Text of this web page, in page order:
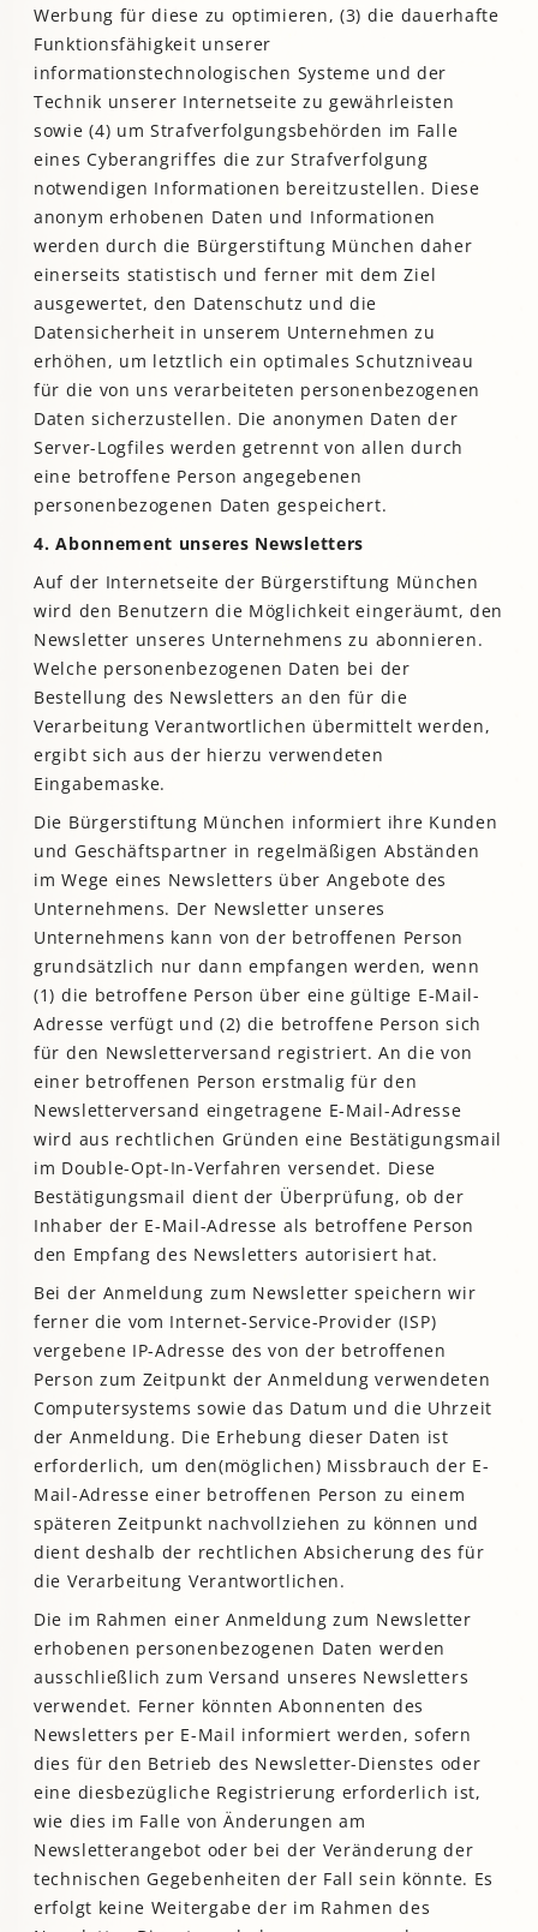
Werbung für diese zu optimieren, (3) die dauerhafte
Funktionsfähigkeit unserer
informationstechnologischen Systeme und der
Technik unserer Internetseite zu gewährleisten
sowie (4) um Strafverfolgungsbehörden im Falle
eines Cyberangriffes die zur Strafverfolgung
notwendigen Informationen bereitzustellen. Diese
anonym erhobenen Daten und Informationen
werden durch die Bürgerstiftung München daher
einerseits statistisch und ferner mit dem Ziel
ausgewertet, den Datenschutz und die
Datensicherheit in unserem Unternehmen zu
erhöhen, um letztlich ein optimales Schutzniveau
für die von uns verarbeiteten personenbezogenen
Daten sicherzustellen. Die anonymen Daten der
Server-Logfiles werden getrennt von allen durch
eine betroffene Person angegebenen
personenbezogenen Daten gespeichert.
4. Abonnement unseres Newsletters
Auf der Internetseite der Bürgerstiftung München
wird den Benutzern die Möglichkeit eingeräumt, den
Newsletter unseres Unternehmens zu abonnieren.
Welche personenbezogenen Daten bei der
Bestellung des Newsletters an den für die
Verarbeitung Verantwortlichen übermittelt werden,
ergibt sich aus der hierzu verwendeten
Eingabemaske.
Die Bürgerstiftung München informiert ihre Kunden
und Geschäftspartner in regelmäßigen Abständen
im Wege eines Newsletters über Angebote des
Unternehmens. Der Newsletter unseres
Unternehmens kann von der betroffenen Person
grundsätzlich nur dann empfangen werden, wenn
(1) die betroffene Person über eine gültige E-Mail-
Adresse verfügt und (2) die betroffene Person sich
für den Newsletterversand registriert. An die von
einer betroffenen Person erstmalig für den
Newsletterversand eingetragene E-Mail-Adresse
wird aus rechtlichen Gründen eine Bestätigungsmail
im Double-Opt-In-Verfahren versendet. Diese
Bestätigungsmail dient der Überprüfung, ob der
Inhaber der E-Mail-Adresse als betroffene Person
den Empfang des Newsletters autorisiert hat.
Bei der Anmeldung zum Newsletter speichern wir
ferner die vom Internet-Service-Provider (ISP)
vergebene IP-Adresse des von der betroffenen
Person zum Zeitpunkt der Anmeldung verwendeten
Computersystems sowie das Datum und die Uhrzeit
der Anmeldung. Die Erhebung dieser Daten ist
erforderlich, um den(möglichen) Missbrauch der E-
Mail-Adresse einer betroffenen Person zu einem
späteren Zeitpunkt nachvollziehen zu können und
dient deshalb der rechtlichen Absicherung des für
die Verarbeitung Verantwortlichen.
Die im Rahmen einer Anmeldung zum Newsletter
erhobenen personenbezogenen Daten werden
ausschließlich zum Versand unseres Newsletters
verwendet. Ferner könnten Abonnenten des
Newsletters per E-Mail informiert werden, sofern
dies für den Betrieb des Newsletter-Dienstes oder
eine diesbezügliche Registrierung erforderlich ist,
wie dies im Falle von Änderungen am
Newsletterangebot oder bei der Veränderung der
technischen Gegebenheiten der Fall sein könnte. Es
erfolgt keine Weitergabe der im Rahmen des